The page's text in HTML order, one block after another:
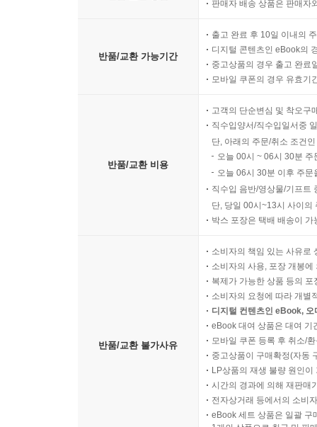
판매자 배송 상품은 판매자
반품/교환 가능기간
출고 완료 후 10일 이내의
디지털 콘텐츠인 eBook의
중고상품의 경우 출고 완료
모바일 쿠폰의 경우 유효기
반품/교환 비용
고객의 단순변심 및 착오구
직수입양서/직수입일서중
단, 아래의 주문/취소 조건
오늘 00시 ~ 06시 30분
오늘 06시 30분 이후 주
직수입 음반/영상물/기프트
단, 당일 00시~13시 사이의
박스 포장은 택배 배송이
반품/교환 불가사유
소비자의 책임 있는 사유로
소비자의 사용, 포장 개봉
복제가 가능한 상품 등의
소비자의 요청에 따라 개별
디지털 컨텐츠인 eBook,
eBook 대여 상품은 대여 기
모바일 쿠폰 등록 후 취소/
중고상품이 구매확정(자동
LP상품의 재생 불량 원인
시간의 경과에 의해 재판매
전자상거래 등에서의 소비
eBook 세트 상품은 일괄 구